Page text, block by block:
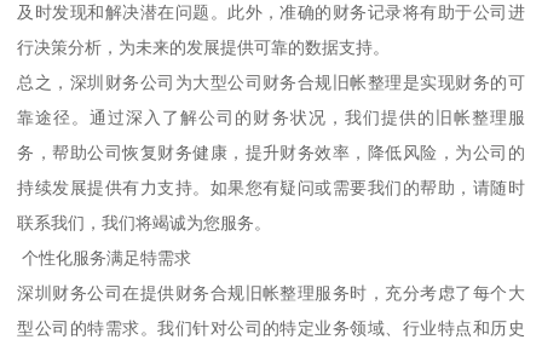
及时发现和解决潜在问题。此外，准确的财务记录将有助于公司进
行决策分析，为未来的发展提供可靠的数据支持。
总之，深圳财务公司为大型公司财务合规旧帐整理是实现财务的可
靠途径。通过深入了解公司的财务状况，我们提供的旧帐整理服
务，帮助公司恢复财务健康，提升财务效率，降低风险，为公司的
持续发展提供有力支持。如果您有疑问或需要我们的帮助，请随时
联系我们，我们将竭诚为您服务。
个性化服务满足特需求
深圳财务公司在提供财务合规旧帐整理服务时，充分考虑了每个大
型公司的特需求。我们针对公司的特定业务领域、行业特点和历史